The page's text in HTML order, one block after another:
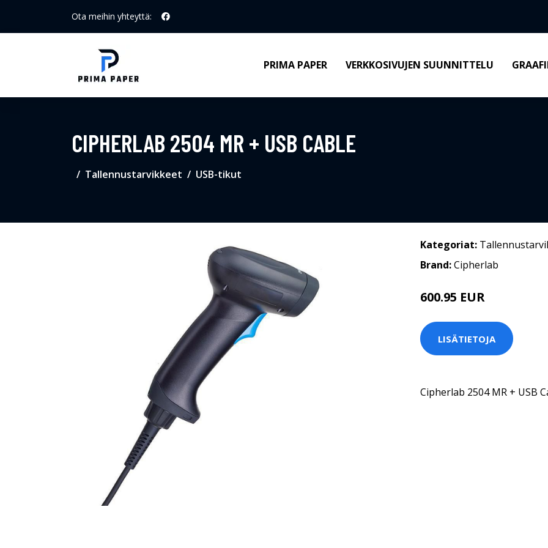
Ota meihin yhteyttä:
PRIMA PAPER VERKKOSIVUJEN SUUNNITTELU
CIPHERLAB 2504 MR + USB CABLE
Tallennustarvikkeet USB-tikut
Kategoriat:
Brand:Cipherlab
600.95 EUR
LISÄTIETOJA
Cipherlab 2504 MR + USB